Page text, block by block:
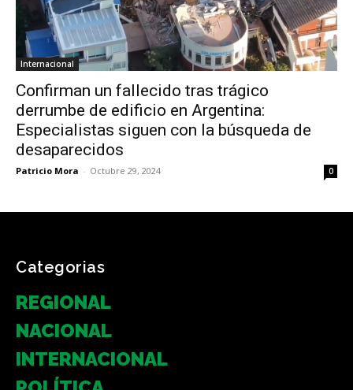
Internacional
Confirman un fallecido tras trágico
derrumbe de edificio en Argentina:
Especialistas siguen con la búsqueda de
desaparecidos
Patricio Mora - Octubre 29, 2024 0
Categorias
REGIONAL
NACIONAL
INTERNACIONAL